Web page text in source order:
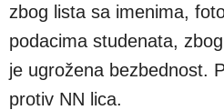
zbog lista sa imenima,
podacima studenata,
je ugrožena bezbednost.
protiv NN lica.